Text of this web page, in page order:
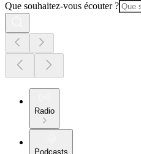
Que souhaitez-vous écouter ?
Radio
Podcasts